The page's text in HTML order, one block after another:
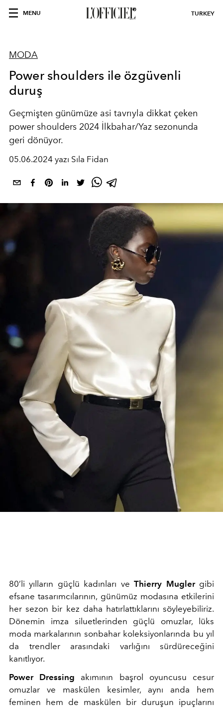
MENU TURKEY
MODA
Power shoulders ile özgüvenli
duruş
Geçmişten günümüze asi tavrıyla dikkat çeken
power shoulders 2024 İlkbahar/Yaz sezonunda
geri dönüyor.
05.06.2024 yazı Sıla Fidan
80’li yılların güçlü kadınları veThierry Mugler gibi
efsane tasarımcılarının, günümüz modasına etkilerini
her sezon bir kez daha hatırlattıklarını söyleyebiliriz.
Dönemin imza siluetlerinden güçlü omuzlar, lüks
moda markalarının sonbahar koleksiyonlarında bu yıl
da trendler arasındaki varlığını sürdüreceğini
kanıtlıyor.
Power Dressing akımının başrol oyuncusu cesur
omuzlar ve maskülen kesimler, aynı anda hem
feminen hem de maskülen bir duruşun ipuçlarını